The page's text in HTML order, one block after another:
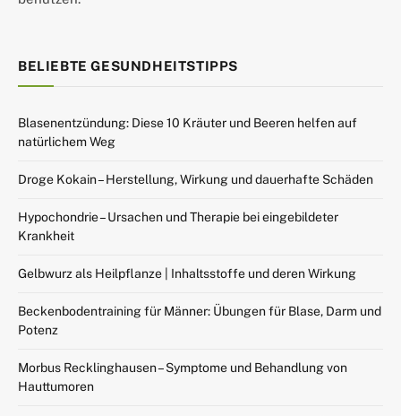
BELIEBTE GESUNDHEITSTIPPS
Blasenentzündung: Diese 10 Kräuter und Beeren helfen auf
natürlichem Weg
Droge Kokain – Herstellung, Wirkung und dauerhafte Schäden
Hypochondrie – Ursachen und Therapie bei eingebildeter
Krankheit
Gelbwurz als Heilpflanze | Inhaltsstoffe und deren Wirkung
Beckenbodentraining für Männer: Übungen für Blase, Darm und
Potenz
Morbus Recklinghausen – Symptome und Behandlung von
Hauttumoren